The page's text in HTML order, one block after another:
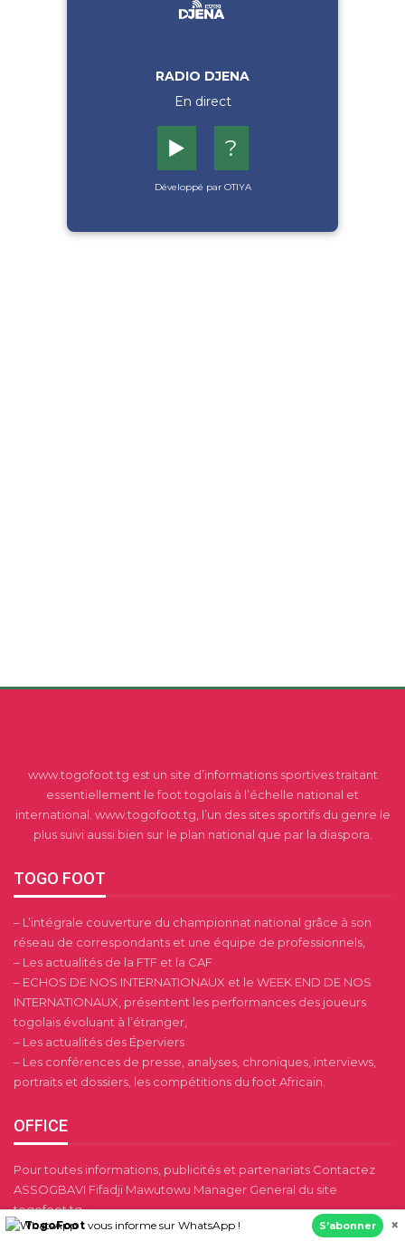
RADIO DJENA
En direct
▶️ ?
Développé par OTIYA
www.togofoot.tg est un site d’informations sportives traitant
essentiellement le foot togolais à l’échelle national et
international. www.togofoot.tg, l’un des sites sportifs du genre le
plus suivi aussi bien sur le plan national que par la diaspora.
TOGO FOOT
– L’intégrale couverture du championnat national grâce à son
réseau de correspondants et une équipe de professionnels,
– Les actualités de la FTF et la CAF
– ECHOS DE NOS INTERNATIONAUX et le WEEK END DE NOS
INTERNATIONAUX, présentent les performances des joueurs
togolais évoluant à l’étranger,
– Les actualités des Éperviers
– Les conférences de presse, analyses, chroniques, interviews,
portraits et dossiers, les compétitions du foot Africain.
OFFICE
Pour toutes informations, publicités et partenariats Contactez
ASSOGBAVI Fifadji Mawutowu Manager General du site
togofoot.tg
TogoFoot vous informe sur WhatsApp ! S’abonner ×